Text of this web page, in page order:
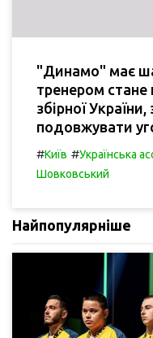
"Динамо" має
тренером стане
збірної
подовжувати
#Київ #Українська
Шовковський
Найпопулярніше